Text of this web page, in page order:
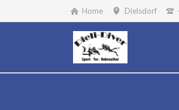
Home Dielsdorf